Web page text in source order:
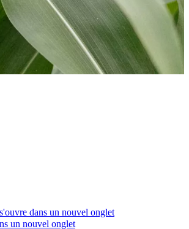
s'ouvre dans un nouvel onglet
un nouvel onglet